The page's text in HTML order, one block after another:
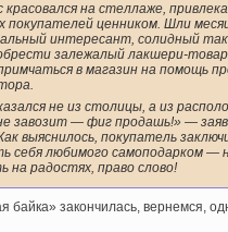
на стеллаже,
покупателей ценником. Шли
интересант, солидный
залежалый лакшери-товар
в магазин на помощь
не из столицы, а из
завозит — фиг продашь!» —
выяснилось, покупатель
себя любимого самоподарком —
на радостях, право слово!
байка» закончилась, вернемся,